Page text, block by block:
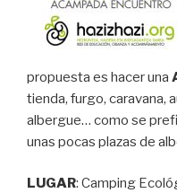
propuesta es hacer una
tienda, furgo, caravana,
albergue… como se
unas pocas plazas de
LUGAR: Camping